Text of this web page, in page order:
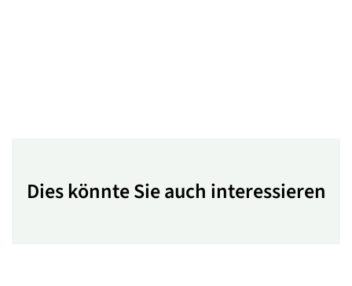
Dies könnte Sie auch interessieren